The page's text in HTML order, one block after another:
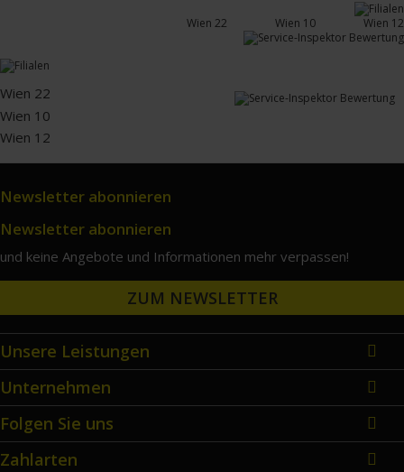
Wien 22 Wien 10 Wien 12
Wien 22
Wien 10
Wien 12
Newsletter abonnieren
Newsletter abonnieren
und keine Angebote und Informationen mehr verpassen!
ZUM NEWSLETTER
Unsere Leistungen
Unternehmen
Folgen Sie uns
Zahlarten